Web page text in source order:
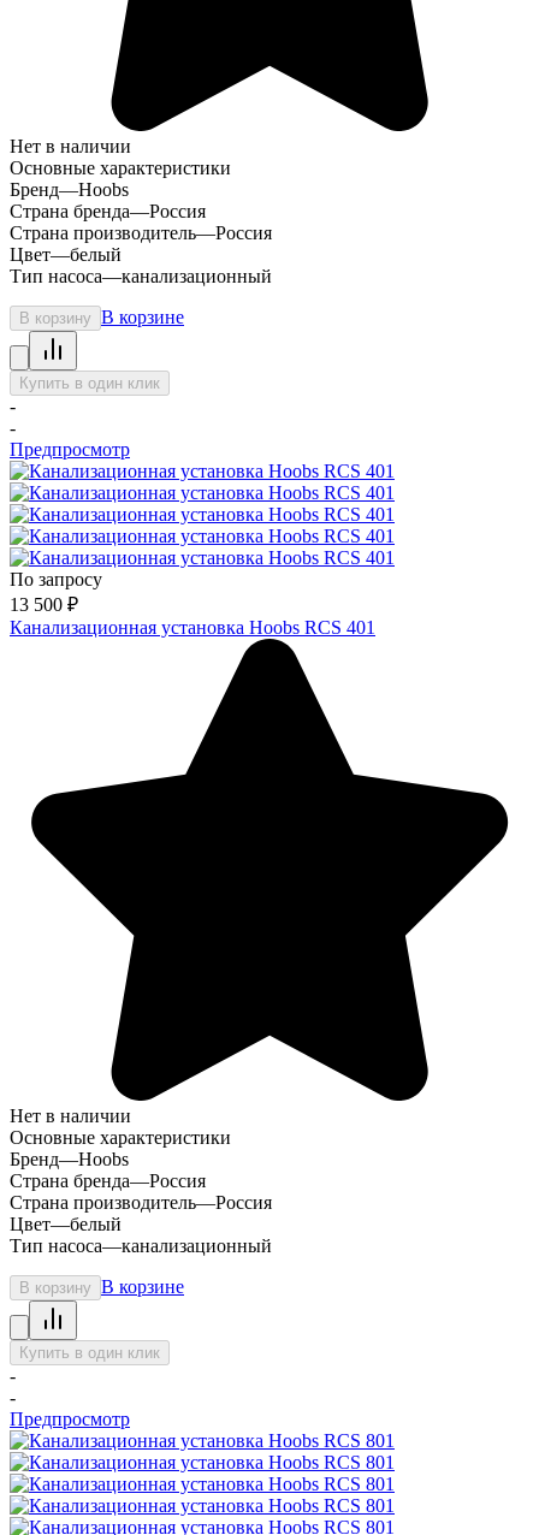
Нет в наличии
Основные характеристики
Бренд—Hoobs
Страна бренда—Россия
Страна производитель—Россия
Цвет—белый
Тип насоса—канализационный
В корзину В корзине
Купить в один клик
-
-
Предпросмотр
По запросу
13 500 ₽
Канализационная установка Hoobs RCS 401
Нет в наличии
Основные характеристики
Бренд—Hoobs
Страна бренда—Россия
Страна производитель—Россия
Цвет—белый
Тип насоса—канализационный
В корзину В корзине
Купить в один клик
-
-
Предпросмотр